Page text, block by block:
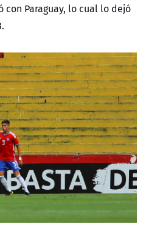
Paraguay, lo cual lo dejó